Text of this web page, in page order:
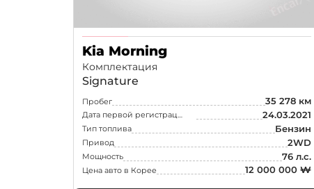
Kia Morning
Комплектация
Signature
Пробег 35 278 км
Дата первой регистрации 24.03.2021
Тип топлива Бензин
Привод 2WD
Мощность 76 л.с.
Цена авто в Корее 12 000 000 ₩
Волгоград